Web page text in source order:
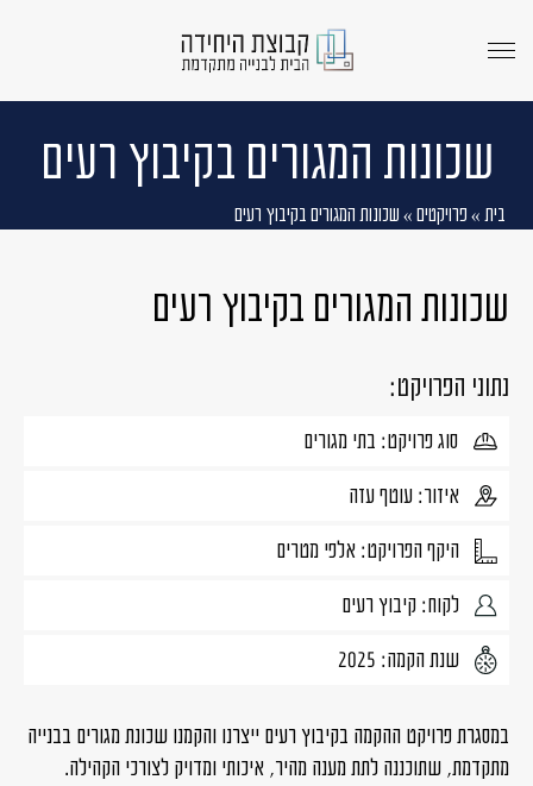
menu
שכונות המגורים בקיבוץ רעים
בית » פרויקטים » שכונות המגורים בקיבוץ רעים
שכונות המגורים בקיבוץ רעים
נתוני הפרויקט:
סוג פרויקט: בתי מגורים
איזור: עוטף עזה
היקף הפרויקט: אלפי מטרים
לקוח: קיבוץ רעים
שנת הקמה: 2025
במסגרת פרויקט ההקמה בקיבוץ רעים ייצרנו והקמנו שכונת מגורים בבנייה
מתקדמת, שתוכננה לתת מענה מהיר, איכותי ומדויק לצורכי הקהילה.